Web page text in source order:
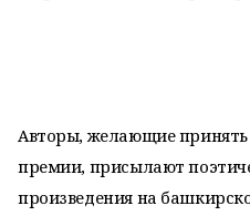
Авторы, желающие принять
премии, присылают
произведения на